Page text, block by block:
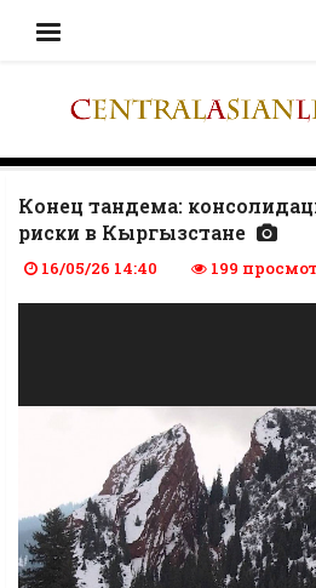
Конец тандема:
риски в Кыргызстане
16/05/26 14:40 199